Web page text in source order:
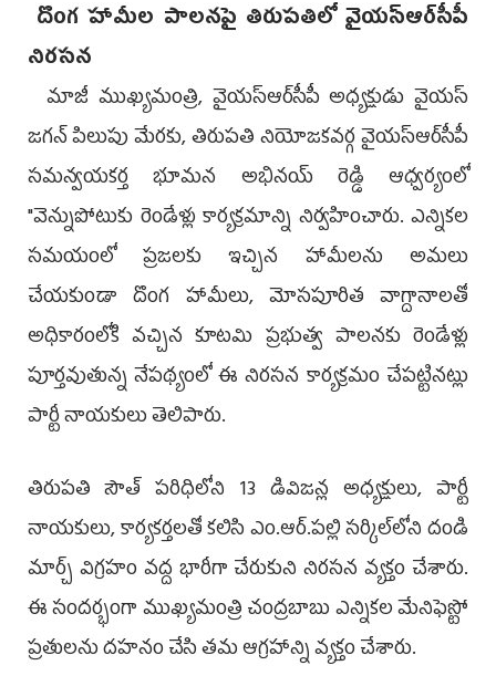
దొంగ హామీల పాలనపై తిరుపతిలో వైయ‌స్ఆర్‌సీపీ
నిరసన
మాజీ ముఖ్యమంత్రి, వైయ‌స్ఆర్‌సీపీ అధ్యక్షుడు వైయ‌స్
జ‌గ‌న్‌ పిలుపు మేరకు, తిరుపతి నియోజకవర్గ వైయ‌స్ఆర్‌సీపీ
సమన్వయకర్త భూమన అభినయ్ రెడ్డి ఆధ్వర్యంలో
"వెన్నుపోటుకు రెండేళ్లు కార్యక్రమాన్ని నిర్వహించారు. ఎన్నికల
సమయంలో ప్రజలకు ఇచ్చిన హామీలను అమలు
చేయకుండా దొంగ హామీలు, మోసపూరిత వాగ్దానాలతో
అధికారంలోకి వచ్చిన కూటమి ప్రభుత్వ పాలనకు రెండేళ్లు
పూర్తవుతున్న నేపథ్యంలో ఈ నిరసన కార్యక్రమం చేపట్టినట్లు
పార్టీ నాయకులు తెలిపారు.
తిరుపతి సౌత్ పరిధిలోని 13 డివిజన్ల అధ్యక్షులు, పార్టీ
నాయకులు, కార్యకర్తలతో కలిసి ఎం.ఆర్.పల్లి సర్కిల్‌లోని దండి
మార్చ్ విగ్రహం వద్ద భారీగా చేరుకుని నిరసన వ్యక్తం చేశారు.
ఈ సందర్భంగా ముఖ్యమంత్రి చంద్ర‌బాబు ఎన్నికల మేనిఫెస్టో
ప్రతులను దహనం చేసి తమ ఆగ్రహాన్ని వ్యక్తం చేశారు.